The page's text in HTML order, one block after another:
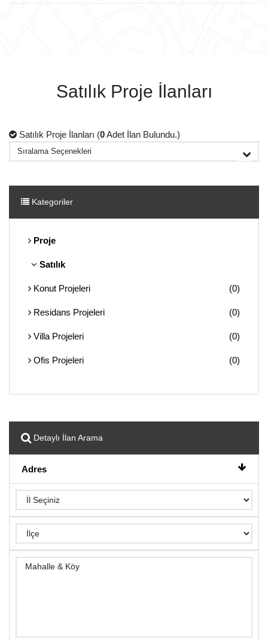
Satılık Proje İlanları
Satılık Proje İlanları (0Adet İlan Bulundu.)
Kategoriler
Proje
Satılık
Konut Projeleri (0)
Residans Projeleri (0)
Villa Projeleri (0)
Ofis Projeleri (0)
Detaylı İlan Arama
Adres